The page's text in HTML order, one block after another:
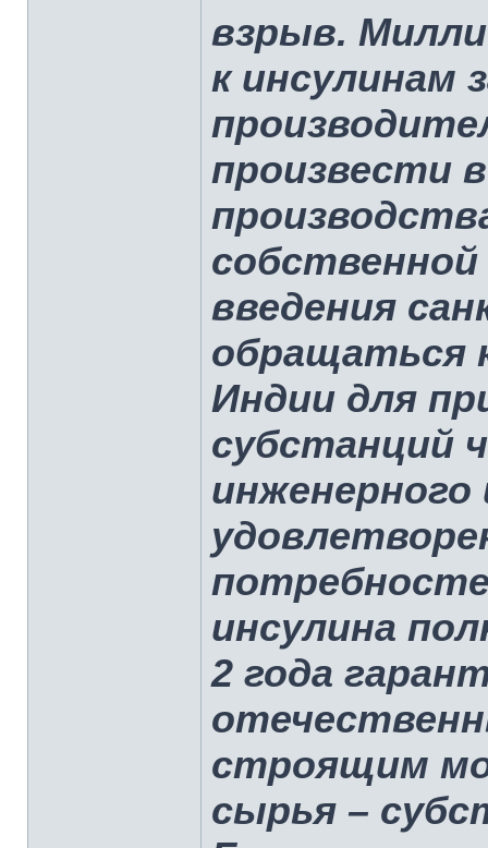
взрыв.
к инсулинам
произвести
введения
обращаться
Индии для
субстанций
инженерного
инсулина
2 года
строящим
сырья –